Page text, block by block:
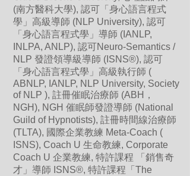
(南方醫科大學), 認可「身心語言程式
學」高級導師 (NLP University), 認可
「身心語言程式學」導師 (IANLP,
INLPA, ANLP), 認可Neuro-Semantics /
NLP 發證領導級導師 (ISNS®), 認可
「身心語言程式學」高級執行師 (
ABNLP, IANLP, NLP University, Society
of NLP ), 註冊催眠治療師 (ABH，
NGH), NGH 催眠師發證導師 (National
Guild of Hypnotists), 註冊時間線治療師
(TLTA), 國際企業教練 Meta-Coach (
ISNS), Coach U 生命教練, Corporate
Coach U 企業教練, 特許課程 「銷售奇
才」導師 ISNS®, 特許課程「The